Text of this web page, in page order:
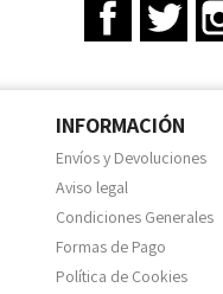
Facebook
INFORMACIÓN
Envíos y Devoluciones
Aviso legal
Condiciones Generales
Formas de Pago
Política de Cookies